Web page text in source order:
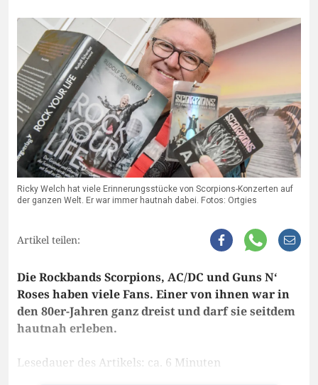
Ricky Welch hat viele Erinnerungsstücke von Scorpions-Konzerten auf
der ganzen Welt. Er war immer hautnah dabei. Fotos: Ortgies
Artikel teilen:
Die Rockbands Scorpions, AC/DC und Guns N‘
Roses haben viele Fans. Einer von ihnen war in
den 80er-Jahren ganz dreist und darf sie seitdem
hautnah erleben.
Lesedauer des Artikels: ca. 6 Minuten